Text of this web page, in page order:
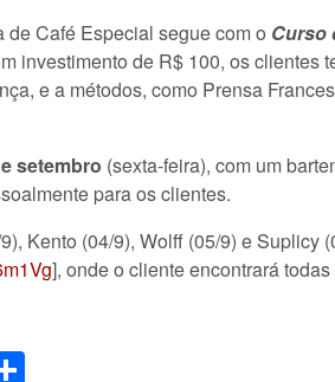
de Café Especial segue com o Curso
investimento de R$ 100, os
e a métodos, como Prensa
setembro (sexta-feira), com um
para os clientes.
Kento (04/9), Wolff (05/9) e Suplicy
], onde o cliente encontrará